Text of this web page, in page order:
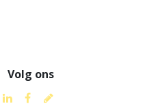
Volg ons